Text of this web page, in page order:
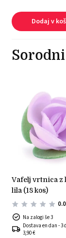
Dodaj v
vafelj vrtnica z listkom
lila (18 kos)
0.0
Na zalogi še 3
Dostava en dan - 3
3,90 €